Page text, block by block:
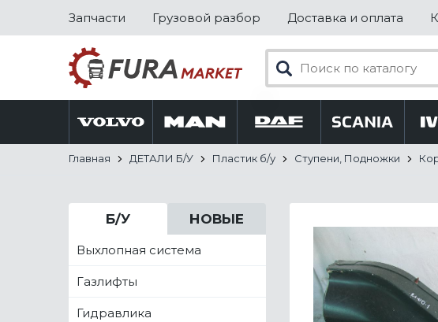
Запчасти Грузовой разбор Доставка и оплата
Главная ДЕТАЛИ Б/У Пластик б/у Ступени, Подножки
Б/У НОВЫЕ
Выхлопная система
Газлифты
Гидравлика